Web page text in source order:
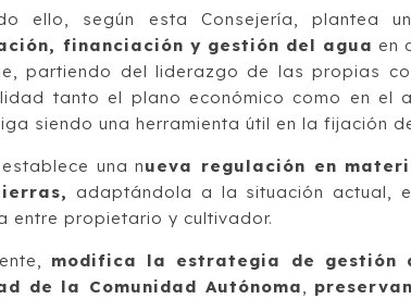
ello, según esta Consejería, plantea
financiación y gestión del agua en
partiendo del liderazgo de las propias
tanto el plano económico como en el
siendo una herramienta útil en la fijación
una nueva regulación en
adaptándola a la situación actual,
entre propietario y cultivador.
modifica la estrategia de gestión
de la Comunidad Autónoma,